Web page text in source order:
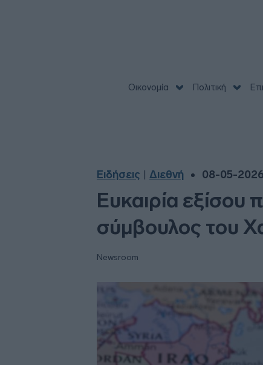
Οικονομία Πολιτική
Ειδήσεις Διεθνή 08-05-
Ευκαιρία εξίσου
σύμβουλος του
Newsroom